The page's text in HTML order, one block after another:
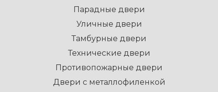
Парадные двери
Уличные двери
Тамбурные двери
Технические двери
Противопожарные двери
Двери с металлофиленкой